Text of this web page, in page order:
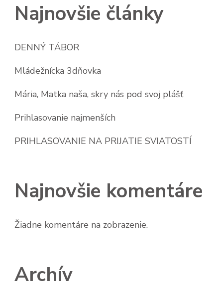
Najnovšie články
DENNÝ TÁBOR
Mládežnícka 3dňovka
Mária, Matka naša, skry nás pod svoj plášť
Prihlasovanie najmenších
PRIHLASOVANIE NA PRIJATIE SVIATOSTÍ
Najnovšie komentáre
Žiadne komentáre na zobrazenie.
Archív